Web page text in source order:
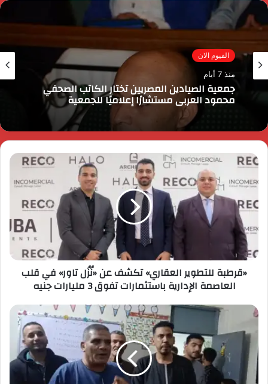
سياسة
منذ 3 أسابيع
مباحثات استراتيجية لبحث توسع وتصنيع سيارات
Geely NEV في السوق المحلي في مصر
«قرطبة للتطوير العقاري» تكشف عن «نُزُل تاور» في قلب
العاصمة الإدارية باستثمارات تفوق 3 مليارات جنيه